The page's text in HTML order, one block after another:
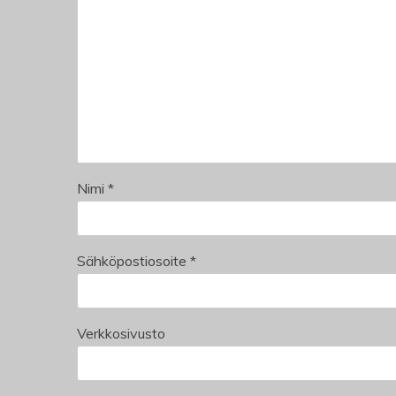
Nimi *
Sähköpostiosoite *
Verkkosivusto